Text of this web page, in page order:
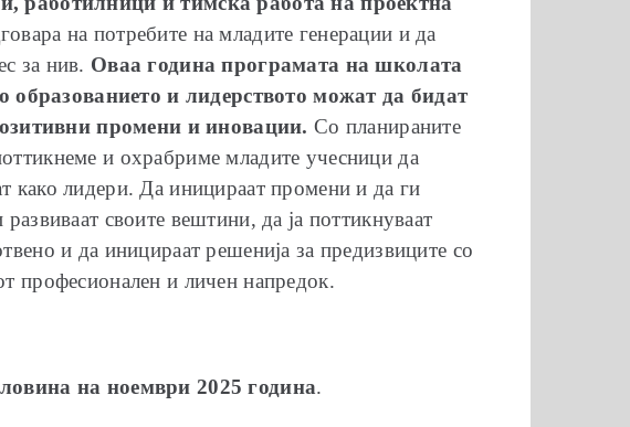
на потребите на младите генерации и да
за нив. Оваа година програмата на школата
и лидерството можат да бидат
промени и иновации. Со планираните
и охрабриме младите учесници да
како лидери. Да иницираат промени и да ги
своите вештини, да ја поттикнуваат
и да иницираат решенија за предизвиците со
професионален и личен напредок.
на ноември 2025 година.